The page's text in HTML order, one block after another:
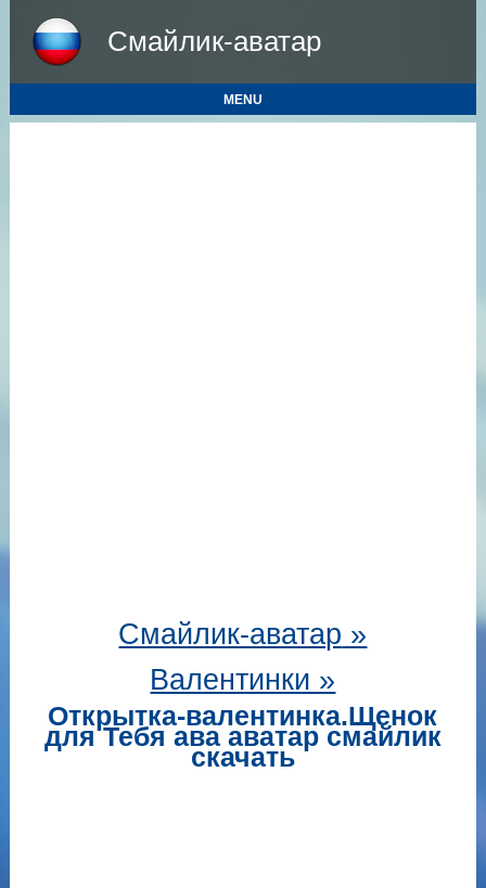
Смайлик-аватар
MENU
Смайлик-аватар »
Валентинки »
Открытка-валентинка.Щенок
для Тебя ава аватар смайлик
скачать